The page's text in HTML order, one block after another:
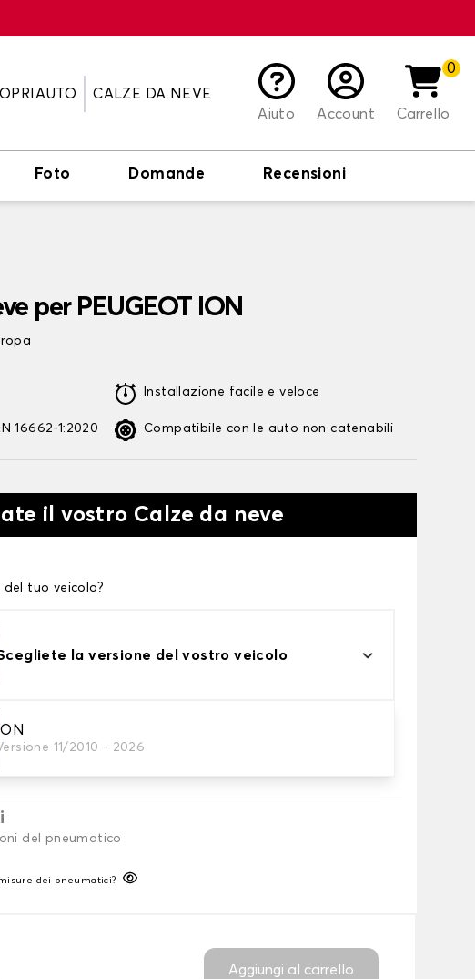
CALZE DA NEVE
Aiuto
Account
0
Carrello
Foto Domande Recensioni
per PEUGEOT ION
16662-1:2020
Installazione facile e veloce
Compatibile con le auto non catenabili
il vostro Calze da neve
tuo veicolo?
la versione del vostro veicolo
ION
11/2010 - 2026
adatte alle tue necessità
del pneumatico
dei pneumatici?
Aggiungi al carrello